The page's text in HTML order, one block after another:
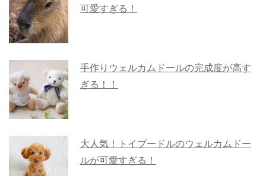
可愛すぎる！
手作りウェルカムドールの完成度が高す
ぎる！！
大人気！トイプードルのウェルカムドー
ルが可愛すぎる！